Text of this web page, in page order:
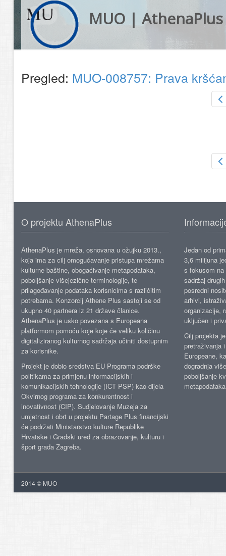
MUO | AthenaPlus
Pregled: MUO-008757: Prava
O projektu AthenaPlus
AthenaPlus je mreža, osnovana u ožujku 2013.,
koja ima za cilj omogućavanje pristupa mrežama
kulturne baštine, obogaćivanje metapodataka,
poboljšanje višejezične terminologije, te
prilagođavanje podataka korisnicima s različitim
potrebama. Konzorcij Athene Plus sastoji se od
ukupno 40 partnera iz 21 države članice.
AthenaPlus je usko povezana s Europeana
platformom pomoću koje koje će veliku količinu
digitaliziranog kulturnog sadržaja učiniti dostupnim
za korisnike.
Projekt je dobio sredstva EU Programa podrške
politikama za primjenu informacijskih i
komunikacijskih tehnologije (ICT PSP) kao dijela
Okvirnog programa za konkurentnost i
inovativnost (CIP). Sudjelovanje Muzeja za
umjetnost i obrt u projektu Partage Plus financijski
će podržati Ministarstvo kulture Republike
Hrvatske i Gradski ured za obrazovanje, kulturu i
šport grada Zagreba.
Jedan od
3,6 milijuna
s fokusom
sadržaj
posredni
arhivi,
organizacije,
uključen i
Cilj projekta
pretraživanja
Europeane,
dogradnja
poboljšanje
2014 © MUO